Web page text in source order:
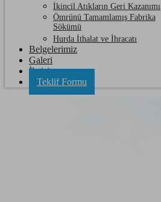
İkincil Atıkların Geri Kazanımı
Ömrünü Tamamlamış Fabrika
Sökümü
Hurda İthalat ve İhracatı
Belgelerimiz
Galeri
İletişim
Teklif Formu